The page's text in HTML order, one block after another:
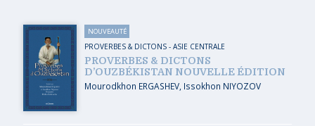
NOUVEAUTÉ
PROVERBES & DICTONS- ASIE CENTRALE
PROVERBES & DICTONS
D’OUZBÉKISTAN NOUVELLE ÉDITION
Mourodkhon ERGASHEV, Issokhon NIYOZOV